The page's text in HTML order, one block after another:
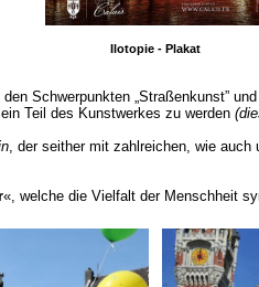
Ilotopie - Plakat
Schwerpunkten „Straßenkunst”
Teil des Kunstwerkes zu werden
, der seither mit zahlreichen, wie auch
«, welche die Vielfalt der Menschheit